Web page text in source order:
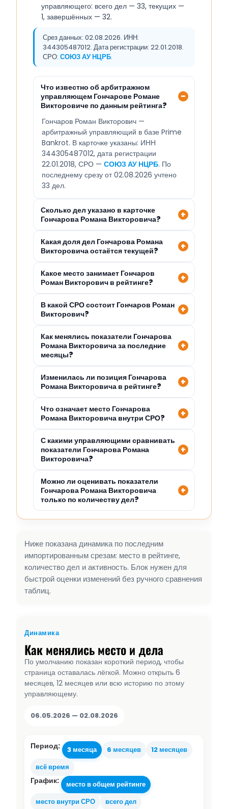
управляющего: всего дел — 33, текущих —
1, завершённых — 32.
Срез данных: 02.08.2026. ИНН:
344305487012. Дата регистрации: 22.01.2018.
СРО: СОЮЗ АУ НЦРБ.
Что известно об арбитражном
управляющем Гончарове Романе
Викторовиче по данным рейтинга?
Гончаров Роман Викторович —
арбитражный управляющий в базе Prime
Bankrot. В карточке указаны: ИНН
344305487012, дата регистрации
22.01.2018, СРО — СОЮЗ АУ НЦРБ. По
последнему срезу от 02.08.2026 учтено
33 дел.
Сколько дел указано в карточке
Гончарова Романа Викторовича?
Какая доля дел Гончарова Романа
Викторовича остаётся текущей?
Какое место занимает Гончаров
Роман Викторович в рейтинге?
В какой СРО состоит Гончаров Роман
Викторович?
Как менялись показатели Гончарова
Романа Викторовича за последние
месяцы?
Изменилась ли позиция Гончарова
Романа Викторовича в рейтинге?
Что означает место Гончарова
Романа Викторовича внутри СРО?
С какими управляющими сравнивать
показатели Гончарова Романа
Викторовича?
Можно ли оценивать показатели
Гончарова Романа Викторовича
только по количеству дел?
Ниже показана динамика по последним
импортированным срезам: место в рейтинге,
количество дел и активность. Блок нужен для
быстрой оценки изменений без ручного сравнения
таблиц.
Динамика
Как менялись место и дела
По умолчанию показан короткий период, чтобы
страница оставалась лёгкой. Можно открыть 6
месяцев, 12 месяцев или всю историю по этому
управляющему.
06.05.2026 — 02.08.2026
Период: 3 месяца 6 месяцев
12 месяцев
всё время
График:
место в общем рейтинге
место внутри СРО
всего дел